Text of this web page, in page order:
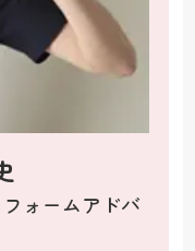
ォームアドバ